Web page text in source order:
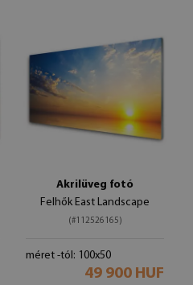
Akrilüveg fotó
Felhők East Landscape
(#112526165)
méret -tól: 100x50
49 900 HUF